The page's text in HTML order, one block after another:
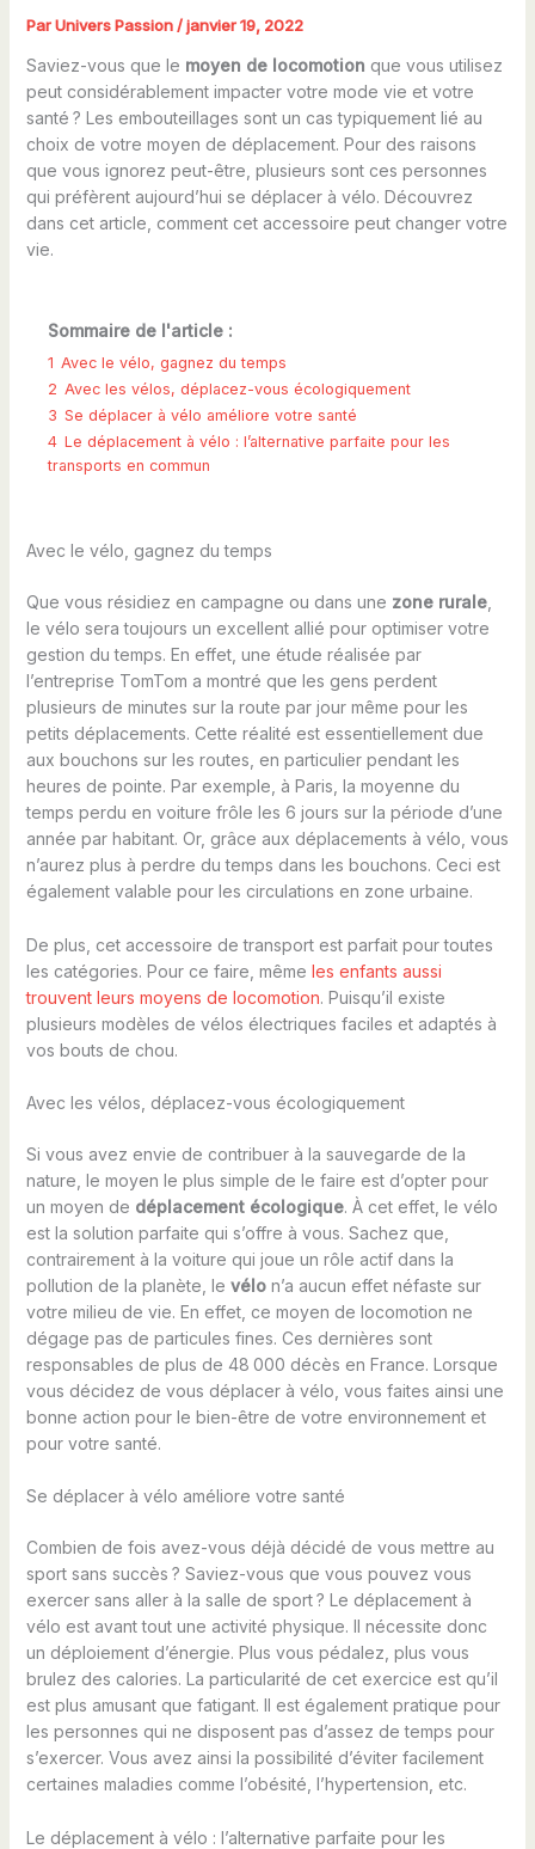
ParUnivers Passion/janvier 19, 2022
Saviez-vous que le moyen de locomotion que vous utilisez
peut considérablement impacter votre mode vie et votre
santé ? Les embouteillages sont un cas typiquement lié au
choix de votre moyen de déplacement. Pour des raisons
que vous ignorez peut-être, plusieurs sont ces personnes
qui préfèrent aujourd’hui se déplacer à vélo. Découvrez
dans cet article, comment cet accessoire peut changer votre
vie.
Sommaire de l'article :
1 Avec le vélo, gagnez du temps
2 Avec les vélos, déplacez-vous écologiquement
3 Se déplacer à vélo améliore votre santé
4 Le déplacement à vélo : l’alternative parfaite pour les
transports en commun
Avec le vélo, gagnez du temps
Que vous résidiez en campagne ou dans une zone rurale,
le vélo sera toujours un excellent allié pour optimiser votre
gestion du temps. En effet, une étude réalisée par
l’entreprise TomTom a montré que les gens perdent
plusieurs de minutes sur la route par jour même pour les
petits déplacements. Cette réalité est essentiellement due
aux bouchons sur les routes, en particulier pendant les
heures de pointe. Par exemple, à Paris, la moyenne du
temps perdu en voiture frôle les 6 jours sur la période d’une
année par habitant. Or, grâce aux déplacements à vélo, vous
n’aurez plus à perdre du temps dans les bouchons. Ceci est
également valable pour les circulations en zone urbaine.
De plus, cet accessoire de transport est parfait pour toutes
les catégories. Pour ce faire, même les enfants aussi
trouvent leurs moyens de locomotion. Puisqu’il existe
plusieurs modèles de vélos électriques faciles et adaptés à
vos bouts de chou.
Avec les vélos, déplacez-vous écologiquement
Si vous avez envie de contribuer à la sauvegarde de la
nature, le moyen le plus simple de le faire est d’opter pour
un moyen de déplacement écologique. À cet effet, le vélo
est la solution parfaite qui s’offre à vous. Sachez que,
contrairement à la voiture qui joue un rôle actif dans la
pollution de la planète, le vélo n’a aucun effet néfaste sur
votre milieu de vie. En effet, ce moyen de locomotion ne
dégage pas de particules fines. Ces dernières sont
responsables de plus de 48 000 décès en France. Lorsque
vous décidez de vous déplacer à vélo, vous faites ainsi une
bonne action pour le bien-être de votre environnement et
pour votre santé.
Se déplacer à vélo améliore votre santé
Combien de fois avez-vous déjà décidé de vous mettre au
sport sans succès ? Saviez-vous que vous pouvez vous
exercer sans aller à la salle de sport ? Le déplacement à
vélo est avant tout une activité physique. Il nécessite donc
un déploiement d’énergie. Plus vous pédalez, plus vous
brulez des calories. La particularité de cet exercice est qu’il
est plus amusant que fatigant. Il est également pratique pour
les personnes qui ne disposent pas d’assez de temps pour
s’exercer. Vous avez ainsi la possibilité d’éviter facilement
certaines maladies comme l’obésité, l’hypertension, etc.
Le déplacement à vélo : l’alternative parfaite pour les